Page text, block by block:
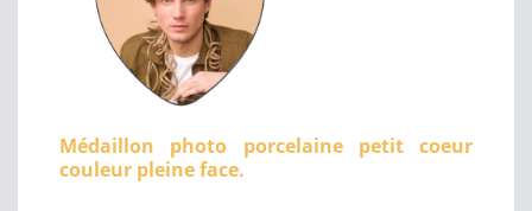
Médaillon photo porcelaine petit coeur
couleur pleine face.